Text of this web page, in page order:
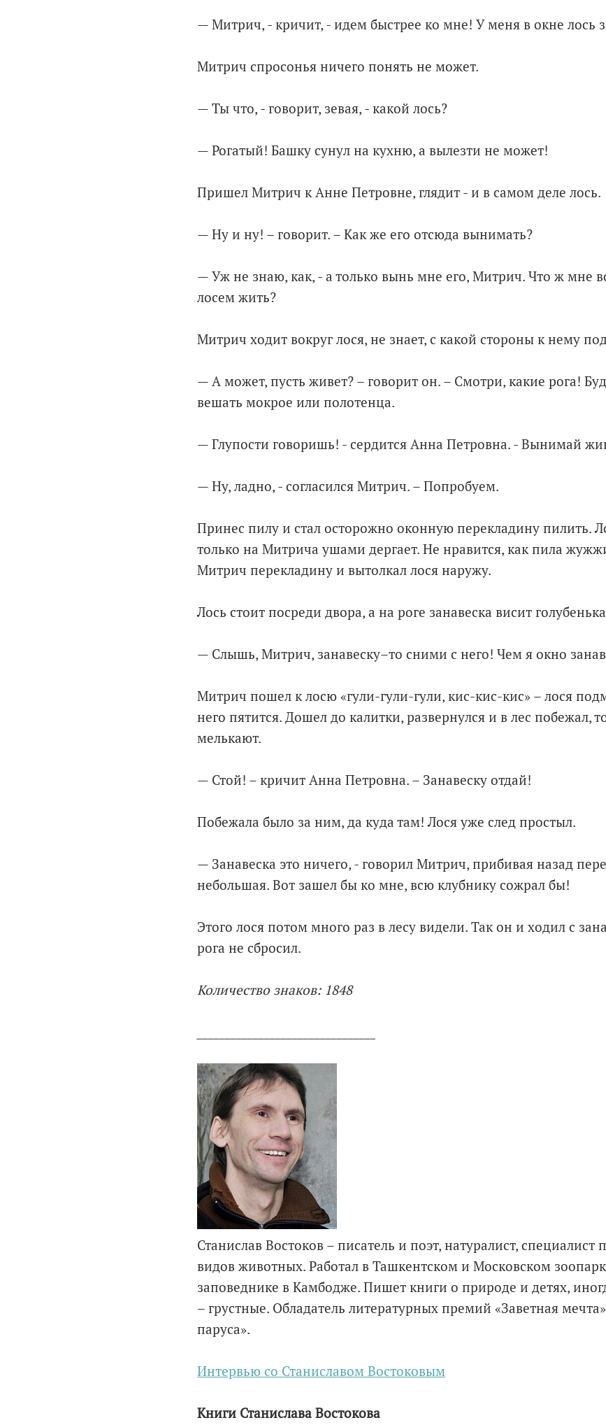
— Митрич, - кричит, - идем быстрее ко мне! У меня в окне лось
Митрич спросонья ничего понять не может.
— Ты что, - говорит, зевая, - какой лось?
— Рогатый! Башку сунул на кухню, а вылезти не может!
Пришел Митрич к Анне Петровне, глядит - и в самом деле лось.
— Ну и ну! – говорит. – Как же его отсюда вынимать?
— Уж не знаю, как, - а только вынь мне его, Митрич. Что ж мне
лосем жить?
Митрич ходит вокруг лося, не знает, с какой стороны к нему
— А может, пусть живет? – говорит он. – Смотри, какие рога!
вешать мокрое или полотенца.
— Глупости говоришь! - сердится Анна Петровна. - Вынимай
— Ну, ладно, - согласился Митрич. – Попробуем.
Принес пилу и стал осторожно оконную перекладину пилить.
только на Митрича ушами дергает. Не нравится, как пила
Митрич перекладину и вытолкал лося наружу.
Лось стоит посреди двора, а на роге занавеска висит
— Слышь, Митрич, занавеску–то сними с него! Чем я окно
Митрич пошел к лосю «гули-гули-гули, кис-кис-кис» – лося
него пятится. Дошел до калитки, развернулся и в лес побежал,
мелькают.
— Стой! – кричит Анна Петровна. – Занавеску отдай!
Побежала было за ним, да куда там! Лося уже след простыл.
— Занавеска это ничего, - говорил Митрич, прибивая назад
небольшая. Вот зашел бы ко мне, всю клубнику сожрал бы!
Этого лося потом много раз в лесу видели. Так он и ходил с
рога не сбросил.
Количество знаков: 1848
Станислав Востоков – писатель и поэт, натуралист, специалист
видов животных. Работал в Ташкентском и Московском
заповеднике в Камбодже. Пишет книги о природе и детях,
– грустные. Обладатель литературных премий «Заветная
паруса».
Интервью со Станиславом Востоковым
Книги Станислава Востокова